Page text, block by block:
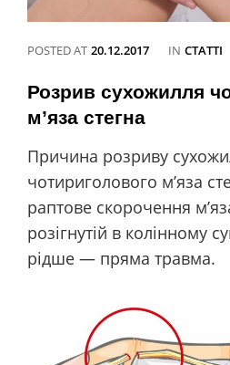
POSTED AT 20.12.2017 IN СТАТТІ
Розрив сухожилля
м’яза стегна
Причина розриву
чотириголового м’яза
раптове скорочення
розігнутій в колінному
рідше — пряма травма.